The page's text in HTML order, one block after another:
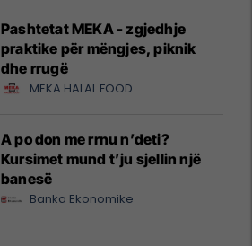
Pashtetat MEKA - zgjedhje
praktike për mëngjes, piknik
dhe rrugë
MEKA HALAL FOOD
A po don me rrnu n’deti?
Kursimet mund t’ju sjellin një
banesë
Banka Ekonomike